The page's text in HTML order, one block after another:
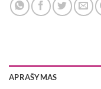
APRAŠYMAS